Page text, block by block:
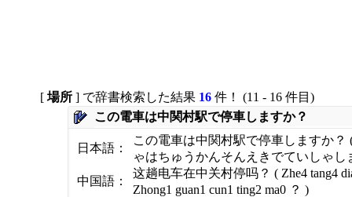
[ 場所 ] で辞書検索した結果 16 件！ (11 - 16 件目)
この電車は中関村駅で停車しますか？
日本語：
この電車は中関村駅で停車しますか？
ゃはちゅうかんそんえきでていしゃし
中国語：
这趟电车在中关村停吗？ ( Zhe4 tang4
Zhong1 guan1 cun1 ting2 ma0 ？ )